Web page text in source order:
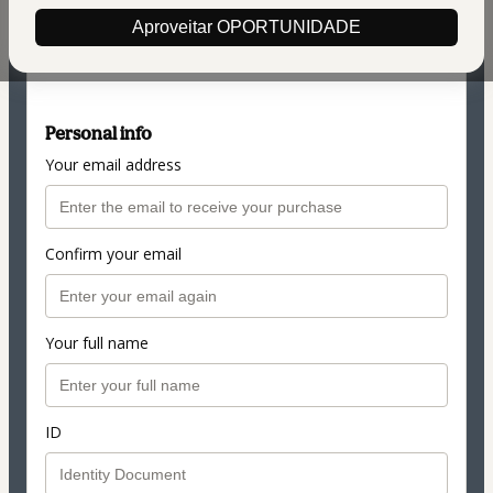
Aproveitar OPORTUNIDADE
(+ applicable taxes.Click herefor more
Personal info
Your email address
Confirm your email
Your full name
ID